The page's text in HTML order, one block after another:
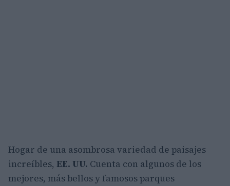
Hogar de una asombrosa variedad de paisajes
increíbles, EE. UU. Cuenta con algunos de los
mejores, más bellos y famosos parques